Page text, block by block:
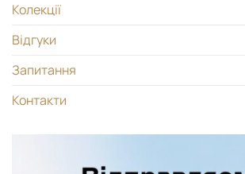
Колекції
Відгуки
Запитання
Контакти